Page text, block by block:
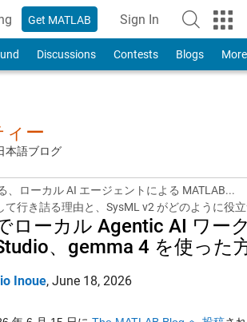
Get MATLAB Sign In
to Your MathWorks
Discussions Contests Blogs More
ー
本語ブログ
、ローカル AI エージェントによる MATLAB...
て行き詰る理由と、SysML v2 がどのように役
ローカル Agentic AI ワー
、gemma 4 を使った
Inoue, June 18, 2026